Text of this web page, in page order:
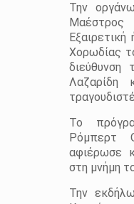
Την
Μαέστρος
Χορωδίας
διεύθυνση
Λαζαρίδη
Το
Ρόμπερτ
αφιέρωσε
στη μνήμη
Την